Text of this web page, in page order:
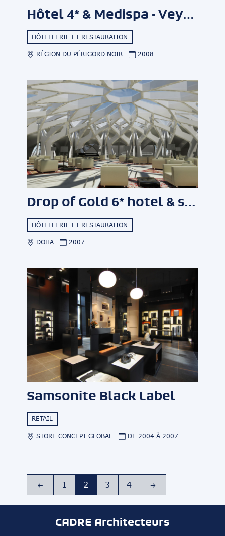
Hôtel 4* & Medispa - Veyrines de Domme
HÔTELLERIE ET RESTAURATION
RÉGION DU PÉRIGORD NOIR 2008
Drop of Gold 6* hotel & spa
HÔTELLERIE ET RESTAURATION
DOHA 2007
Samsonite Black Label
RETAIL
STORE CONCEPT GLOBAL DE 2004 À 2007
1 2 3 4
CADRE Architecteurs